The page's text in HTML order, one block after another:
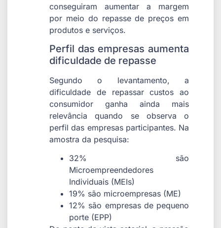
conseguiram aumentar a margem
por meio do repasse de preços em
produtos e serviços.
Perfil das empresas aumenta
dificuldade de repasse
Segundo o levantamento, a
dificuldade de repassar custos ao
consumidor ganha ainda mais
relevância quando se observa o
perfil das empresas participantes. Na
amostra da pesquisa:
32% são
Microempreendedores
Individuais (MEIs)
19% são microempresas (ME)
12% são empresas de pequeno
porte (EPP)